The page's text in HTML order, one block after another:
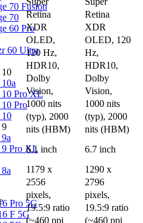
70 Fusion
70
60 Pro
60 Ultra
10 Pro XL
Pro
9
9 Pro XL
Pro 5G
F 5G
Retina
XDR
OLED,
120 Hz,
HDR10,
Dolby
Vision,
1000 nits
(typ), 2000
nits (HBM)
Retina
XDR
OLED, 120
Hz,
HDR10,
Dolby
Vision,
1000 nits
(typ), 2000
nits (HBM)
6.1 inch 6.7 inch
1179 x
2556
pixels,
19.5:9 ratio
(~460 ppi
1290 x
2796
pixels,
19.5:9 ratio
(~460 ppi